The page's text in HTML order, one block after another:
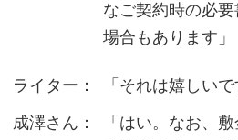
なご契約時の必
場合もあります」
ライター： 「それは嬉しいで
成澤さん：
「はい。なお、